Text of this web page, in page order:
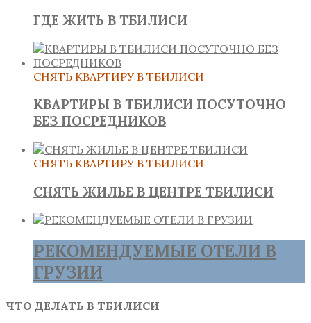
ГДЕ ЖИТЬ В ТБИЛИСИ
СНЯТЬ КВАРТИРУ В ТБИЛИСИ
КВАРТИРЫ В ТБИЛИСИ ПОСУТОЧНО
БЕЗ ПОСРЕДНИКОВ
СНЯТЬ КВАРТИРУ В ТБИЛИСИ
СНЯТЬ ЖИЛЬЕ В ЦЕНТРЕ ТБИЛИСИ
РЕКОМЕНДУЕМЫЕ ОТЕЛИ В
ГРУЗИИ
ЧТО ДЕЛАТЬ В ТБИЛИСИ